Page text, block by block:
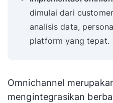
dimulai dari
analisis data,
platform yang tepat.
Omnichannel
mengintegrasikan